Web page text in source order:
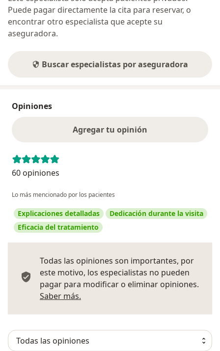
Puede pagar directamente la cita para reservar, o
encontrar otro especialista que acepte su
aseguradora.
Buscar especialistas por aseguradora
Opiniones
Agregar tu opinión
60 opiniones
Lo más mencionado por los pacientes
Explicaciones detalladas
Dedicación durante la visita
Eficacia del tratamiento
Todas las opiniones son importantes, por
este motivo, los especialistas no pueden
pagar para modificar o eliminar opiniones.
Saber más.